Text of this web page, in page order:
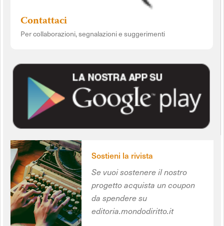
Contattaci
Per collaborazioni, segnalazioni e suggerimenti
Sostieni la rivista
Se vuoi sostenere il nostro
progetto acquista un coupon
da spendere su
editoria.mondodiritto.it